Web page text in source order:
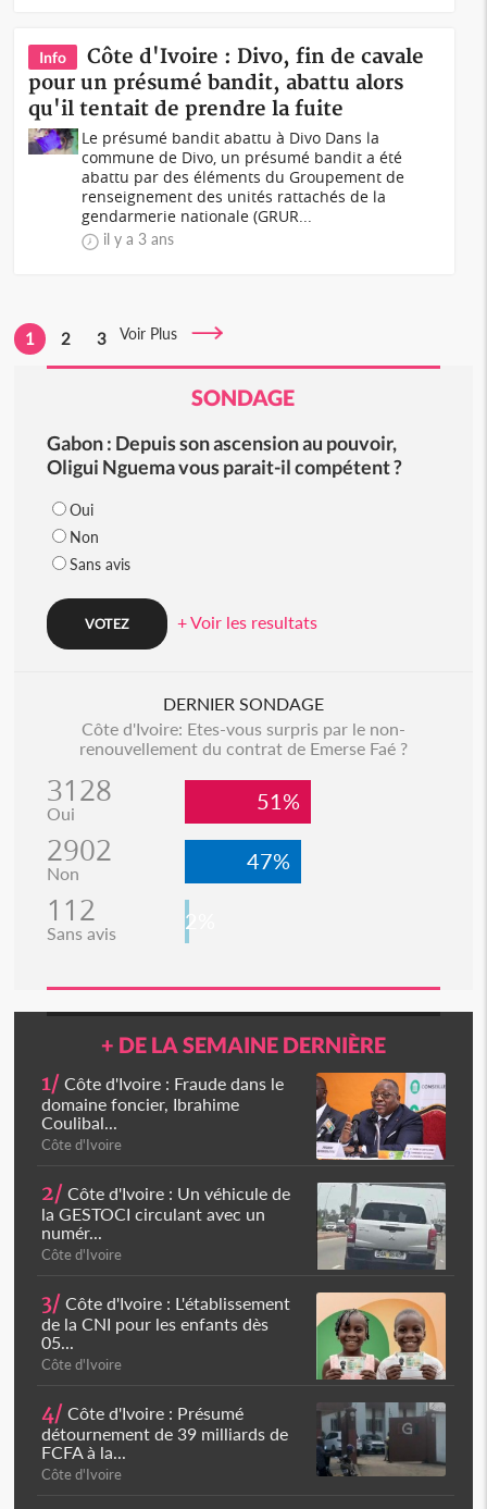
Info
Côte d'Ivoire : Divo, fin de cavale
pour un présumé bandit, abattu alors
qu'il tentait de prendre la fuite
Le présumé bandit abattu à Divo Dans la
commune de Divo, un présumé bandit a été
abattu par des éléments du Groupement de
renseignement des unités rattachés de la
gendarmerie nationale (GRUR...
il y a 3 ans
1 2 3 Voir Plus
SONDAGE
Gabon : Depuis son ascension au pouvoir,
Oligui Nguema vous parait-il compétent ?
Oui
Non
Sans avis
+ Voir les resultats
DERNIER SONDAGE
Côte d'Ivoire: Etes-vous surpris par le non-
renouvellement du contrat de Emerse Faé ?
3128
Oui 51%
2902
Non 47%
112
Sans avis 2%
+ DE LA SEMAINE DERNIÈRE
1/ Côte d'Ivoire : Fraude dans le
domaine foncier, Ibrahime
Coulibal...
Côte d'Ivoire
2/ Côte d'Ivoire : Un véhicule de
la GESTOCI circulant avec un
numér...
Côte d'Ivoire
3/ Côte d'Ivoire : L'établissement
de la CNI pour les enfants dès
05...
Côte d'Ivoire
4/ Côte d'Ivoire : Présumé
détournement de 39 milliards de
FCFA à la...
Côte d'Ivoire